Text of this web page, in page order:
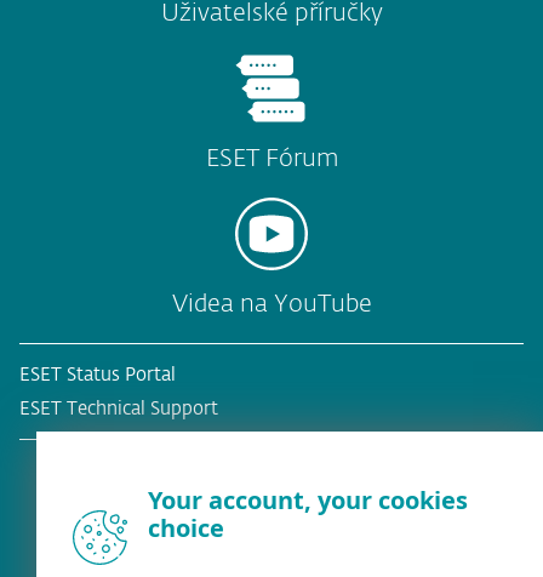
Uživatelské příručky
ESET Fórum
Videa na YouTube
ESET Status Portal
ESET Technical Support
Your account, your cookies
choice